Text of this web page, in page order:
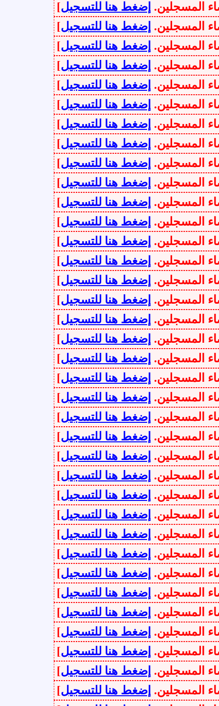
إضغط هنا للتسجيل]
إضغط هنا للتسجيل]
إضغط هنا للتسجيل]
إضغط هنا للتسجيل]
إضغط هنا للتسجيل]
إضغط هنا للتسجيل]
إضغط هنا للتسجيل]
إضغط هنا للتسجيل]
إضغط هنا للتسجيل]
إضغط هنا للتسجيل]
إضغط هنا للتسجيل]
إضغط هنا للتسجيل]
إضغط هنا للتسجيل]
إضغط هنا للتسجيل]
إضغط هنا للتسجيل]
إضغط هنا للتسجيل]
إضغط هنا للتسجيل]
إضغط هنا للتسجيل]
إضغط هنا للتسجيل]
إضغط هنا للتسجيل]
إضغط هنا للتسجيل]
إضغط هنا للتسجيل]
إضغط هنا للتسجيل]
إضغط هنا للتسجيل]
إضغط هنا للتسجيل]
إضغط هنا للتسجيل]
إضغط هنا للتسجيل]
إضغط هنا للتسجيل]
إضغط هنا للتسجيل]
إضغط هنا للتسجيل]
إضغط هنا للتسجيل]
إضغط هنا للتسجيل]
إضغط هنا للتسجيل]
إضغط هنا للتسجيل]
إضغط هنا للتسجيل]
إضغط هنا للتسجيل]